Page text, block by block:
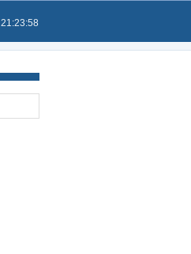
21:23:58